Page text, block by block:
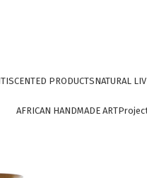
SCENTED PRODUCTSNATURAL
AFRICAN HANDMADE ART